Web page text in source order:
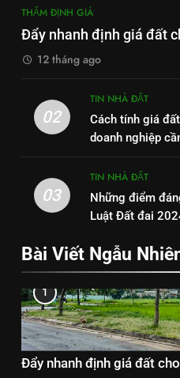
THẨM ĐỊNH GIÁ
Đẩy nhanh định giá đất
12 tháng ago
02
TIN NHÀ ĐẤT
Cách tính giá
doanh nghiệp
03
TIN NHÀ ĐẤT
Những điểm
Luật Đất đai
Bài Viết Ngẫu
1
Đẩy nhanh định giá đất